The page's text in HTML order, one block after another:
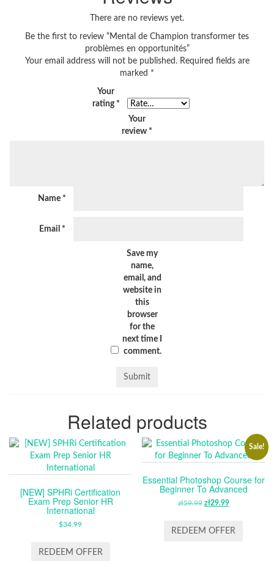
There are no reviews yet.
Be the first to review “Mental de Champion transformer tes
problèmes en opportunités”
Your email address will not be published. Required fields are
marked *
Your
rating *
Your
review *
Name *
Email *
Save my
name,
email, and
website in
this
browser
for the
next time I
comment.
Related products
[NEW] SPHRi Certification
Exam Prep Senior HR
International
$34.99
REDEEM OFFER
Sale!
Essential Photoshop Course for
Beginner To Advanced
zł59.99 ORIGINAL
WAS:
zł29.99CURRENT
IS:
REDEEM OFFER